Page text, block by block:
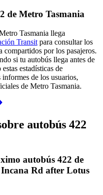
de Metro Tasmania
Tasmania llega
Transit para consultar los
compartidos por los pasajeros.
si tu autobús llega antes de
estadísticas de
informes de los usuarios,
de Metro Tasmania.
autobús 422
autobús 422 de
Rd after Lotus